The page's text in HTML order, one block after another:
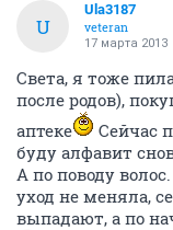
U
Ula3187
veteran
17 марта 2013
Света, я тоже
после родов),
аптеке
Сейчас
буду алфавит
А по поводу
уход не меняла,
выпадают, а по